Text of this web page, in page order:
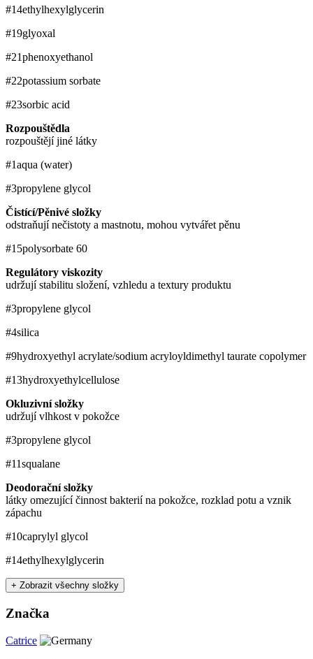
#14ethylhexylglycerin
#19glyoxal
#21phenoxyethanol
#22potassium sorbate
#23sorbic acid
Rozpouštědla
rozpouštějí jiné látky
#1aqua (water)
#3propylene glycol
Čistící/Pěnivé složky
odstraňují nečistoty a mastnotu, mohou vytvářet pěnu
#15polysorbate 60
Regulátory viskozity
udržují stabilitu složení, vzhledu a textury produktu
#3propylene glycol
#4silica
#9hydroxyethyl acrylate/sodium acryloyldimethyl taurate copolymer
#13hydroxyethylcellulose
Okluzivní složky
udržují vlhkost v pokožce
#3propylene glycol
#11squalane
Deodorační složky
látky omezující činnost bakterií na pokožce, rozklad potu a vznik
zápachu
#10caprylyl glycol
#14ethylhexylglycerin
+ Zobrazit všechny složky
Značka
Catrice